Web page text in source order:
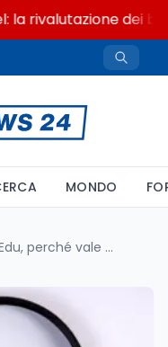
la rivalutazione dei
MONDO
DigCompEdu, perché vale 2 punti in GPS 2026/28 e cosa misura